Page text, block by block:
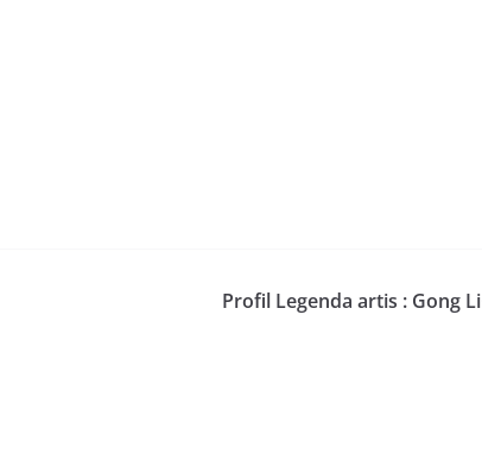
Profil Legenda artis : Gong Li